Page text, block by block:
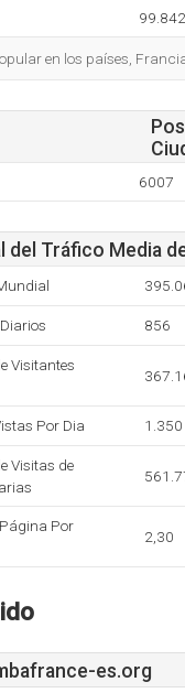
99.842
en los países,
6007
del Tráfico Media
856
Visitantes
Por Dia 1.350
Visitas de
Por
2,30
es.org